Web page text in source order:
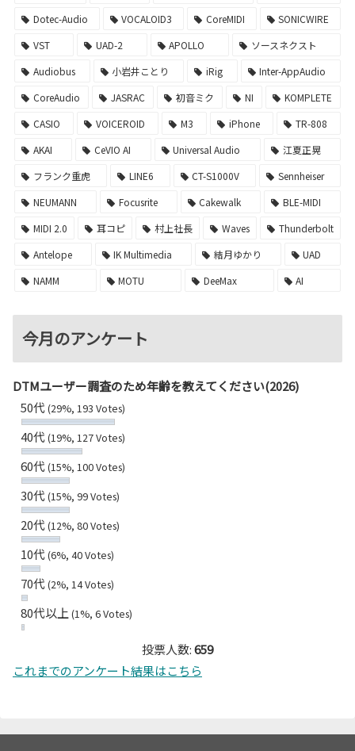
Dotec-Audio
VOCALOID3 CoreMIDI
SONICWIRE
VST
UAD-2 APOLLO
ソースネクスト
Audiobus
小岩井ことり iRig
Inter-AppAudio
CoreAudio
JASRAC 初音ミク NI
KOMPLETE
CASIO
VOICEROID M3 iPhone
TR-808
AKAI
CeVIO AI Universal Audio
江夏正晃
フランク重虎
LINE6 CT-S1000V
Sennheiser
NEUMANN
Focusrite Cakewalk
BLE-MIDI
MIDI 2.0
耳コピ 村上社長 Waves
Thunderbolt
Antelope
IK Multimedia 結月ゆかり
UAD
NAMM
MOTU DeeMax AI
今月のアンケート
DTMユーザー調査のため年齢を教えてください(2026)
50代(29%, 193 Votes)
40代(19%, 127 Votes)
60代(15%, 100 Votes)
30代(15%, 99 Votes)
20代(12%, 80 Votes)
10代(6%, 40 Votes)
70代(2%, 14 Votes)
80代以上 (1%, 6 Votes)
投票人数:659
これまでのアンケート結果はこちら